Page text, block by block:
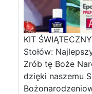
KIT
Stołów:
Zrób tę Boże
dzięki naszemu